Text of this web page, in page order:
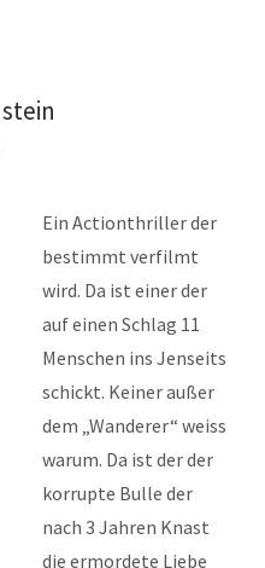
Ein Actionthriller der
bestimmt verfilmt
wird. Da ist einer der
auf einen Schlag 11
Menschen ins Jenseits
schickt. Keiner außer
dem „Wanderer“ weiss
warum. Da ist der der
korrupte Bulle der
nach 3 Jahren Knast
die ermordete Liebe